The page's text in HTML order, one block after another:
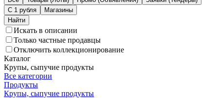
С 1 рубля
Магазины
Искать в описании
Только частные продавцы
Отключить коллекционирование
Каталог
Крупы, сыпучие продукты
Все категории
Продукты
Крупы, сыпучие продукты